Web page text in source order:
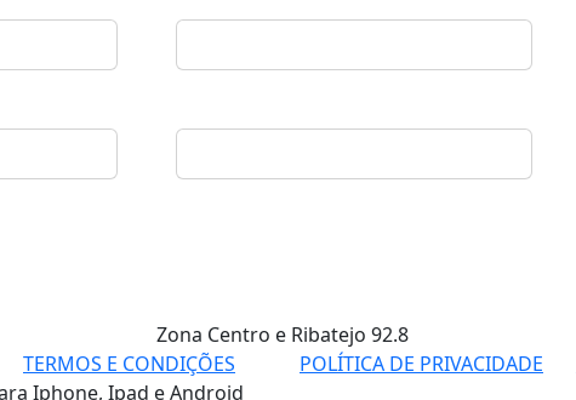
Zona Centro e Ribatejo 92.8
TERMOS E CONDIÇÕES POLÍTICA DE PRIVACIDADE
Iphone, Ipad e Android